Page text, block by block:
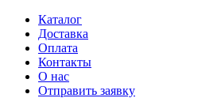
Каталог
Доставка
Оплата
Контакты
О нас
Отправить заявку